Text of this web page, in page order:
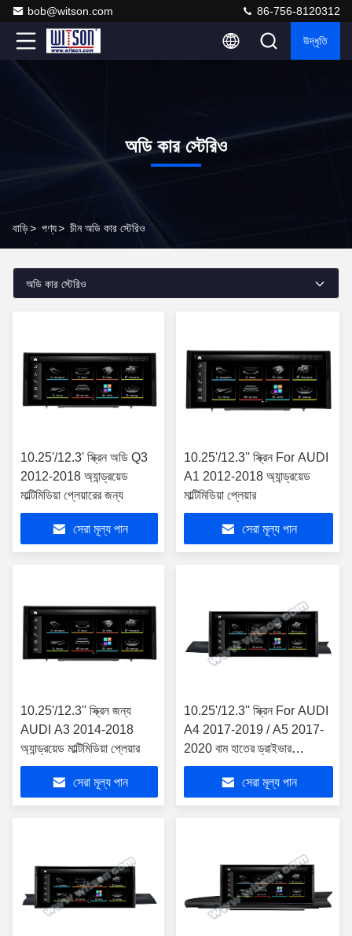
bob@witson.com 86-756-8120312
উদ্ধৃতি
অডি কার স্টেরিও
বাড়ি> পণ্য> চীন অডি কার স্টেরিও
অডি কার স্টেরিও
10.25'/12.3' স্ক্রিন অডি Q3
2012-2018 অ্যান্ড্রয়েড
মাল্টিমিডিয়া প্লেয়ারের জন্য
সেরা মূল্য পান
10.25'/12.3'' স্ক্রিন For AUDI
A1 2012-2018 অ্যান্ড্রয়েড
মাল্টিমিডিয়া প্লেয়ার
সেরা মূল্য পান
10.25'/12.3'' স্ক্রিন জন্য
AUDI A3 2014-2018
অ্যান্ড্রয়েড মাল্টিমিডিয়া প্লেয়ার
সেরা মূল্য পান
10.25'/12.3'' স্ক্রিন For AUDI
A4 2017-2019 / A5 2017-
2020 বাম হাতের ড্রাইভার
অ্যান্ড্রয়েড মাল্টিমিডিয়া প্লেয়ার
সেরা মূল্য পান